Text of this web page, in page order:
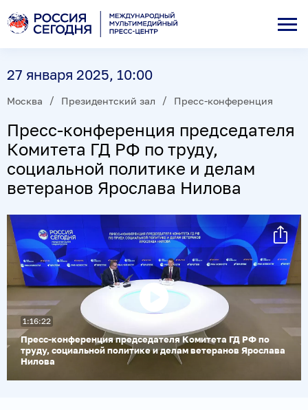
27 января 2025, 10:00
Москва Президентский зал Пресс-конференция
Пресс-конференция председателя
Комитета ГД РФ по труду,
социальной политике и делам
ветеранов Ярослава Нилова
Пресс-конференция председателя Комитета ГД РФ по
труду, социальной политике и делам ветеранов Ярослава
Нилова
1:16:22